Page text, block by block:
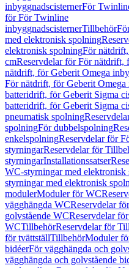
inbyggnadscisternerFör
för För Twinline
inbyggnadscisternerTillbehör
med elektronisk spolning
elektronisk spolningFör
cmReservdelar för För nätdrift,
nätdrift, för Geberit Omega
För nätdrift, för Geberit Omega
batteridrift, för Geberit Sigma
batteridrift, för Geberit Sigma
pneumatisk spolning
spolningFör dubbelspolning
enkelspolningReservdelar för
styrningarReservdelar för
styrningarInstallationssatser
WC-styrningar med elektronisk
styrningar med elektronisk
modulerModuler för WC
vägghängda WCReservdelar
golvstående WCReservdelar
WCTillbehörReservdelar för
för tvättställTillbehörModuler
bidéerFör vägghängda och
vägghängda och golvstående